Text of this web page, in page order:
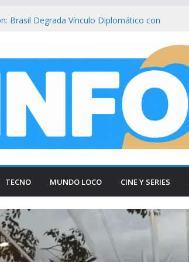
Brasil Degrada Vínculo Diplomático con
Cuadernos
tradicional al borde del cierre por
Protesta por Inseguridad y Femicidio
con la Policía
con la Luna: Crece la Alerta por
Profundo
TECNO MUNDO LOCO CINE Y SERIES